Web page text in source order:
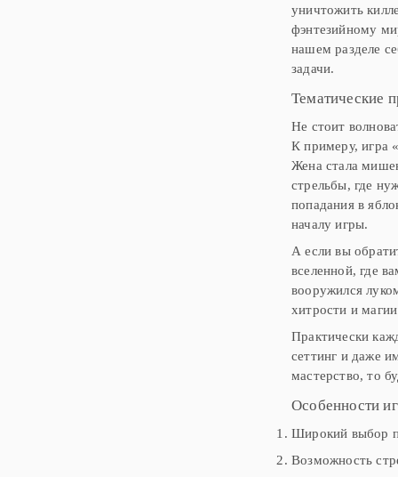
уничтожить
фэнтезийному
нашем разделе
задачи.
Тематические
Не стоит
К примеру, игра
Жена стала
стрельбы, где
попадания в
началу игры.
А если вы
вселенной, где
вооружился
хитрости и
Практически
сеттинг и даже
мастерство, то
Особенности
Широкий выбор
Возможность